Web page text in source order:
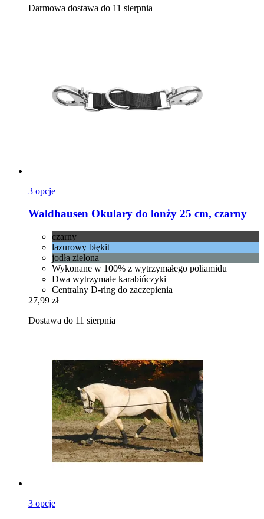
Darmowa dostawa do 11 sierpnia
3 opcje
Waldhausen Okulary do lonży 25 cm, czarny
czarny
lazurowy błękit
jodła zielona
Wykonane w 100% z wytrzymałego poliamidu
Dwa wytrzymałe karabińczyki
Centralny D-ring do zaczepienia
27,99 zł
Dostawa do 11 sierpnia
3 opcje